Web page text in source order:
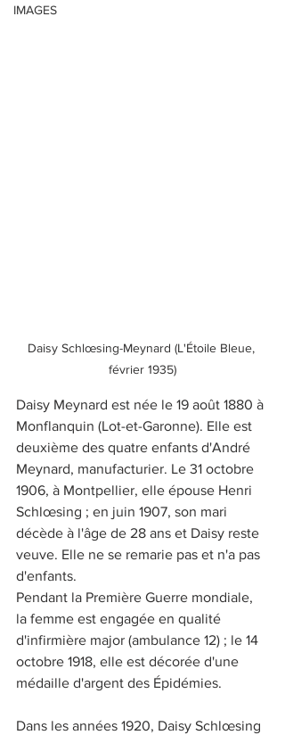
IMAGES
Daisy Schlœsing-Meynard (L'Étoile Bleue,
février 1935)
Daisy Meynard est née le 19 août 1880 à
Monflanquin (Lot-et-Garonne). Elle est
deuxième des quatre enfants d'André
Meynard, manufacturier. Le 31 octobre
1906, à Montpellier, elle épouse Henri
Schlœsing ; en juin 1907, son mari
décède à l'âge de 28 ans et Daisy reste
veuve. Elle ne se remarie pas et n'a pas
d'enfants.
Pendant la Première Guerre mondiale,
la femme est engagée en qualité
d'infirmière major (ambulance 12) ; le 14
octobre 1918, elle est décorée d'une
médaille d'argent des Épidémies.
Dans les années 1920, Daisy Schlœsing